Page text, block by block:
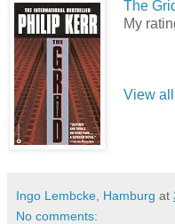
The
My
View
Ingo Lembcke, Hamburg at
No comments: